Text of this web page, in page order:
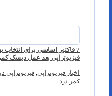
7 فاکتور اساسی برای انتخاب
فیزیوتراپی بعد عمل دیسک
اخبار فیزیوتراپی, فیزیوتراپی
کمر درد